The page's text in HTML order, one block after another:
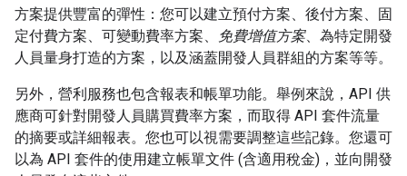
方案提供豐富的彈性：您可以建立預付方案、後付方案、固
定付費方案、可變動費率方案、
免費增值方案、為特定開發
人員量身打造的方案，以及涵蓋開發人員群組的方案等等。
另外，營利服務也包含報表和帳單功能。舉例來說，API 供
應商可針對開發人員購買費率方案，而取得 API 套件流量
的摘要或詳細報表。您也可以視需要調整這些記錄。您還可
以為 API 套件的使用建立帳單文件 (含適用稅金)，並向開發